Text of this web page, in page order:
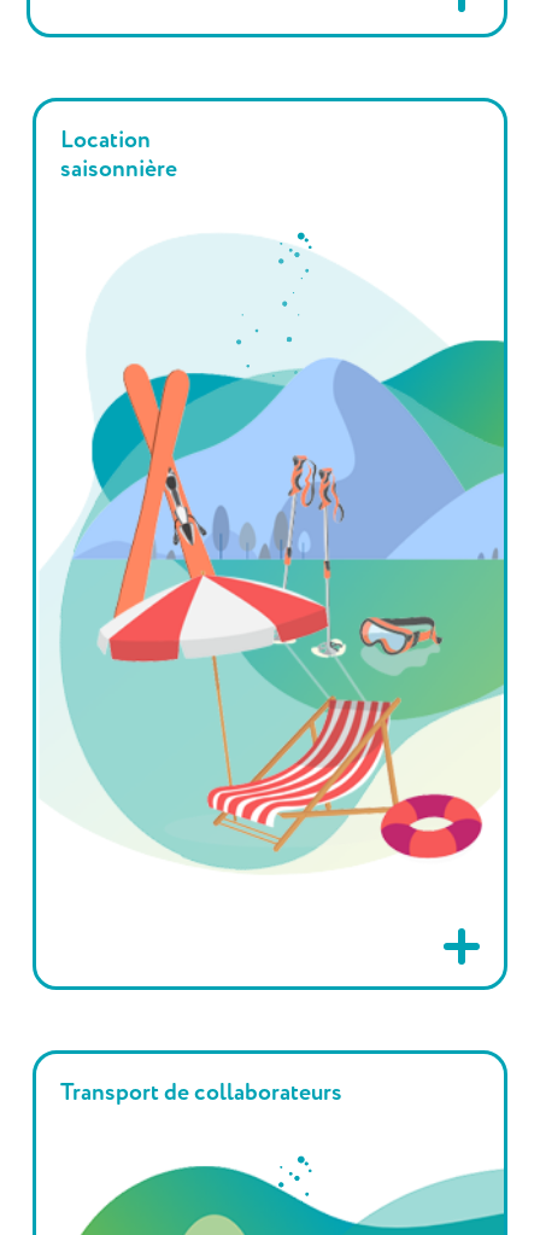
Location
saisonnière
Transport de collaborateurs